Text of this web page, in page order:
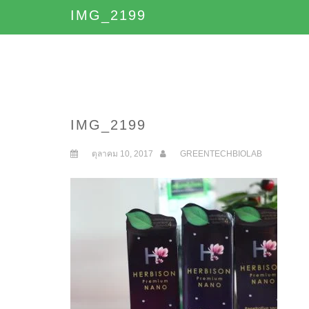
IMG_2199
IMG_2199
ตุลาคม 10, 2017 GREENTECHBIOLAB